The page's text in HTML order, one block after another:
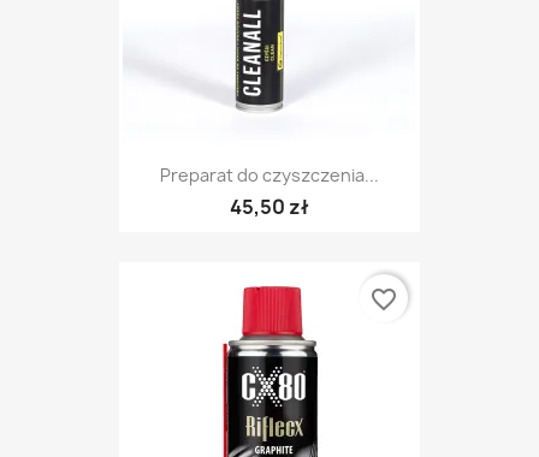
Preparat do czyszczenia...
45,50 zł
favorite_border